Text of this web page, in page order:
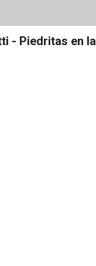
- Piedritas en la